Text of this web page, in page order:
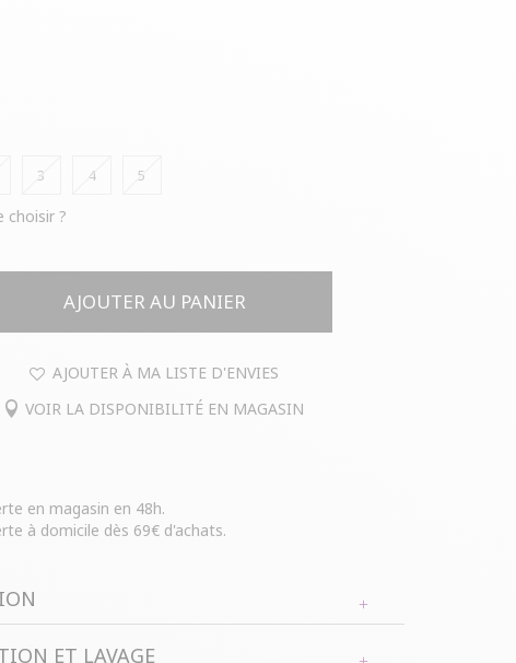
3 4 5
choisir ?
AJOUTER AU PANIER
AJOUTER À MA LISTE D'ENVIES
VOIR LA DISPONIBILITÉ EN MAGASIN
en magasin en 48h.
à domicile dès 69€ d'achats.
ET LAVAGE